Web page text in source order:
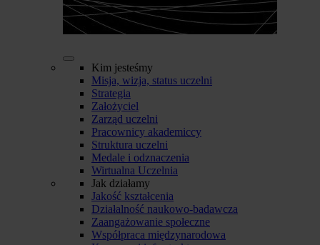
Kim jesteśmy
Misja, wizja, status uczelni
Strategia
Założyciel
Zarząd uczelni
Pracownicy akademiccy
Struktura uczelni
Medale i odznaczenia
Wirtualna Uczelnia
Jak działamy
Jakość kształcenia
Działalność naukowo-badawcza
Zaangażowanie społeczne
Współpraca międzynarodowa